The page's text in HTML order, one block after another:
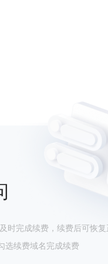
时完成续费，续费后可恢复
选续费域名完成续费